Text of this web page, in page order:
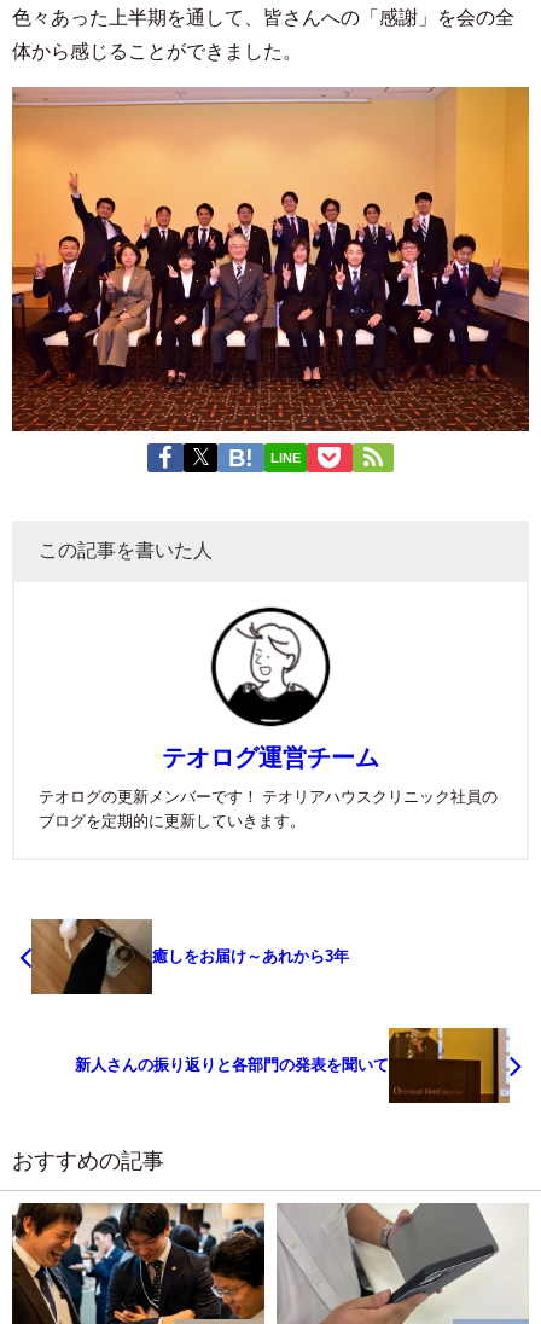
色々あった上半期を通して、皆さんへの「感謝」を会の全
体から感じることができました。
LINE
この記事を書いた人
テオログ運営チーム
テオログの更新メンバーです！ テオリアハウスクリニック社員の
ブログを定期的に更新していきます。
癒しをお届け～あれから3年
新人さんの振り返りと各部門の発表を聞いて
おすすめの記事